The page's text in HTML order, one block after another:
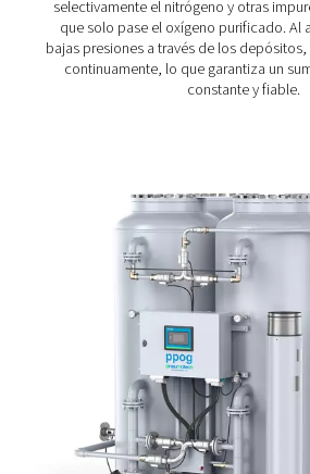
Con su adsorbente de tamiz
eficiencia, el PPOG 1-137
y el consumo de energía,
significativamente tanto los
Diseñado para una fácil
optimizado, el PPOG 1-137
suministro de oxígeno eficiente
Tecnología